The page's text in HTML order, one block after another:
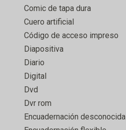
Comic de tapa dura
Cuero artificial
Código de acceso impreso
Diapositiva
Diario
Digital
Dvd
Dvr rom
Encuadernación desconocida